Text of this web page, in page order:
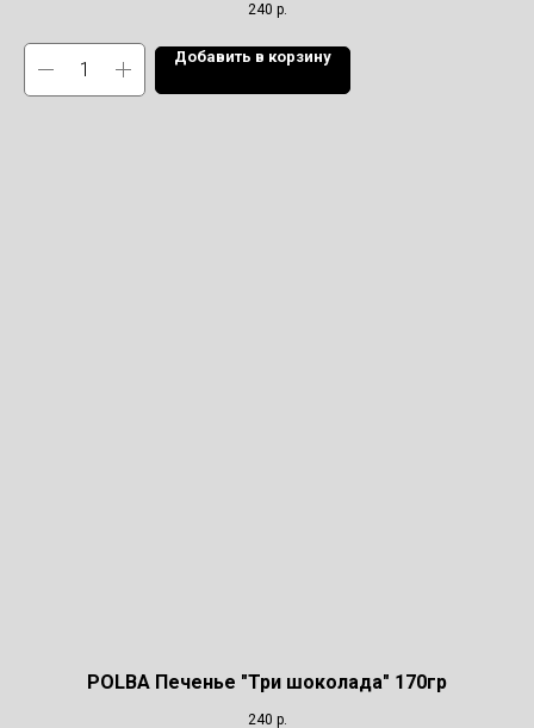
240 р.
Добавить в корзину
POLBA Печенье "Три шоколада" 170гр
240 р.